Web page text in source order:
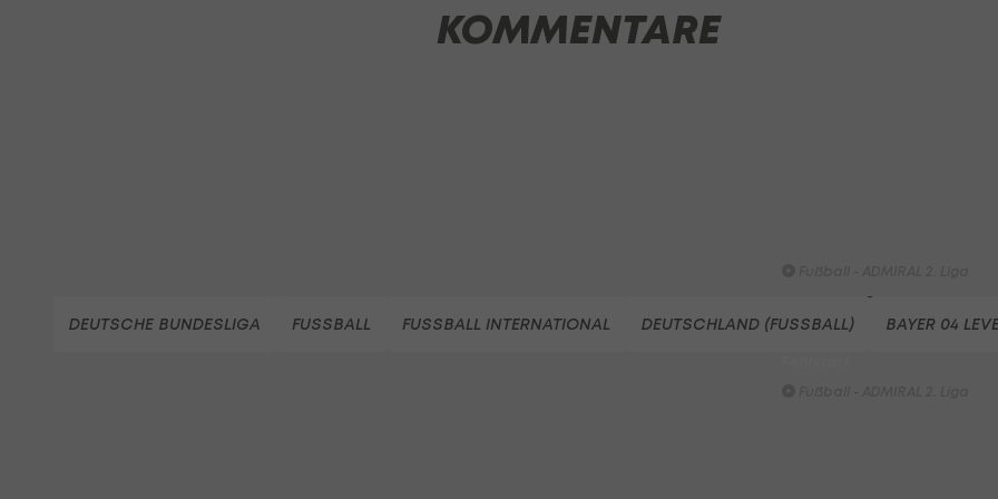
Highlights: Jerabek bereitet
KOMMENTARE
DEUTSCHE BUNDESLIGA FUSSBALL FUSSBALL INTERNATIONAL DEUTSCHLAND (FUSSBALL) BAYER 04